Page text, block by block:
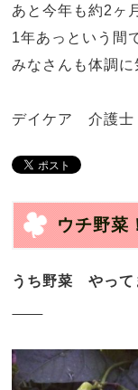
あと今年も約2ヶ月
1年あっという間
みなさんも体調
デイケア 介護士
ウチ野菜
うち野菜 やって